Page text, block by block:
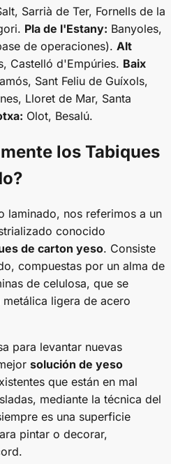
Sarrià de Ter, Fornells de la
Pla de l'Estany: Banyoles,
de operaciones). Alt
Castelló d'Empúries. Baix
Sant Feliu de Guíxols,
Lloret de Mar, Santa
Olot, Besalú.
los Tabiques
?
laminado, nos referimos a un
conocido
de carton yeso. Consiste
compuestas por un alma de
de celulosa, que se
ligera de acero
para levantar nuevas
solución de yeso
que están en mal
mediante la técnica del
es una superficie
pintar o decorar,